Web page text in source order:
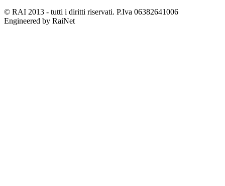
© RAI 2013 - tutti i diritti riservati. P.Iva 06382641006
Engineered by RaiNet